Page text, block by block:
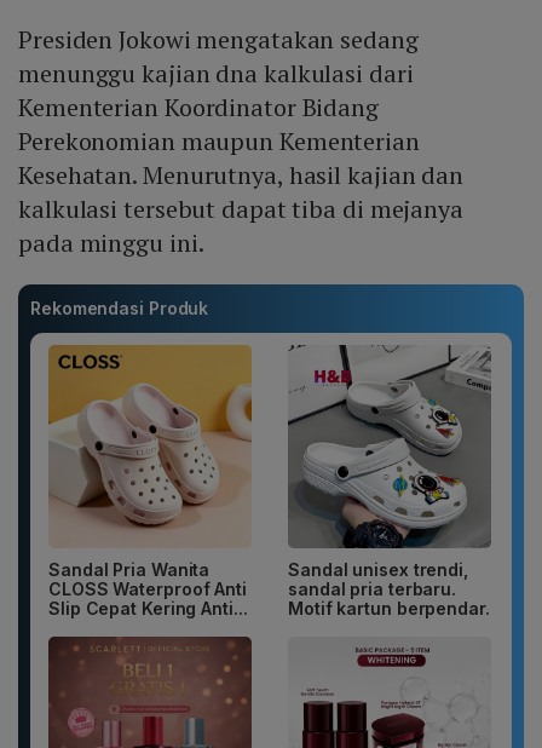
Presiden Jokowi mengatakan sedang
menunggu kajian dna kalkulasi dari
Kementerian Koordinator Bidang
Perekonomian maupun Kementerian
Kesehatan. Menurutnya, hasil kajian dan
kalkulasi tersebut dapat tiba di mejanya
pada minggu ini.
Rekomendasi Produk
Sandal Pria Wanita
CLOSS Waterproof Anti
Slip Cepat Kering Anti...
Sandal unisex trendi,
sandal pria terbaru.
Motif kartun berpendar.